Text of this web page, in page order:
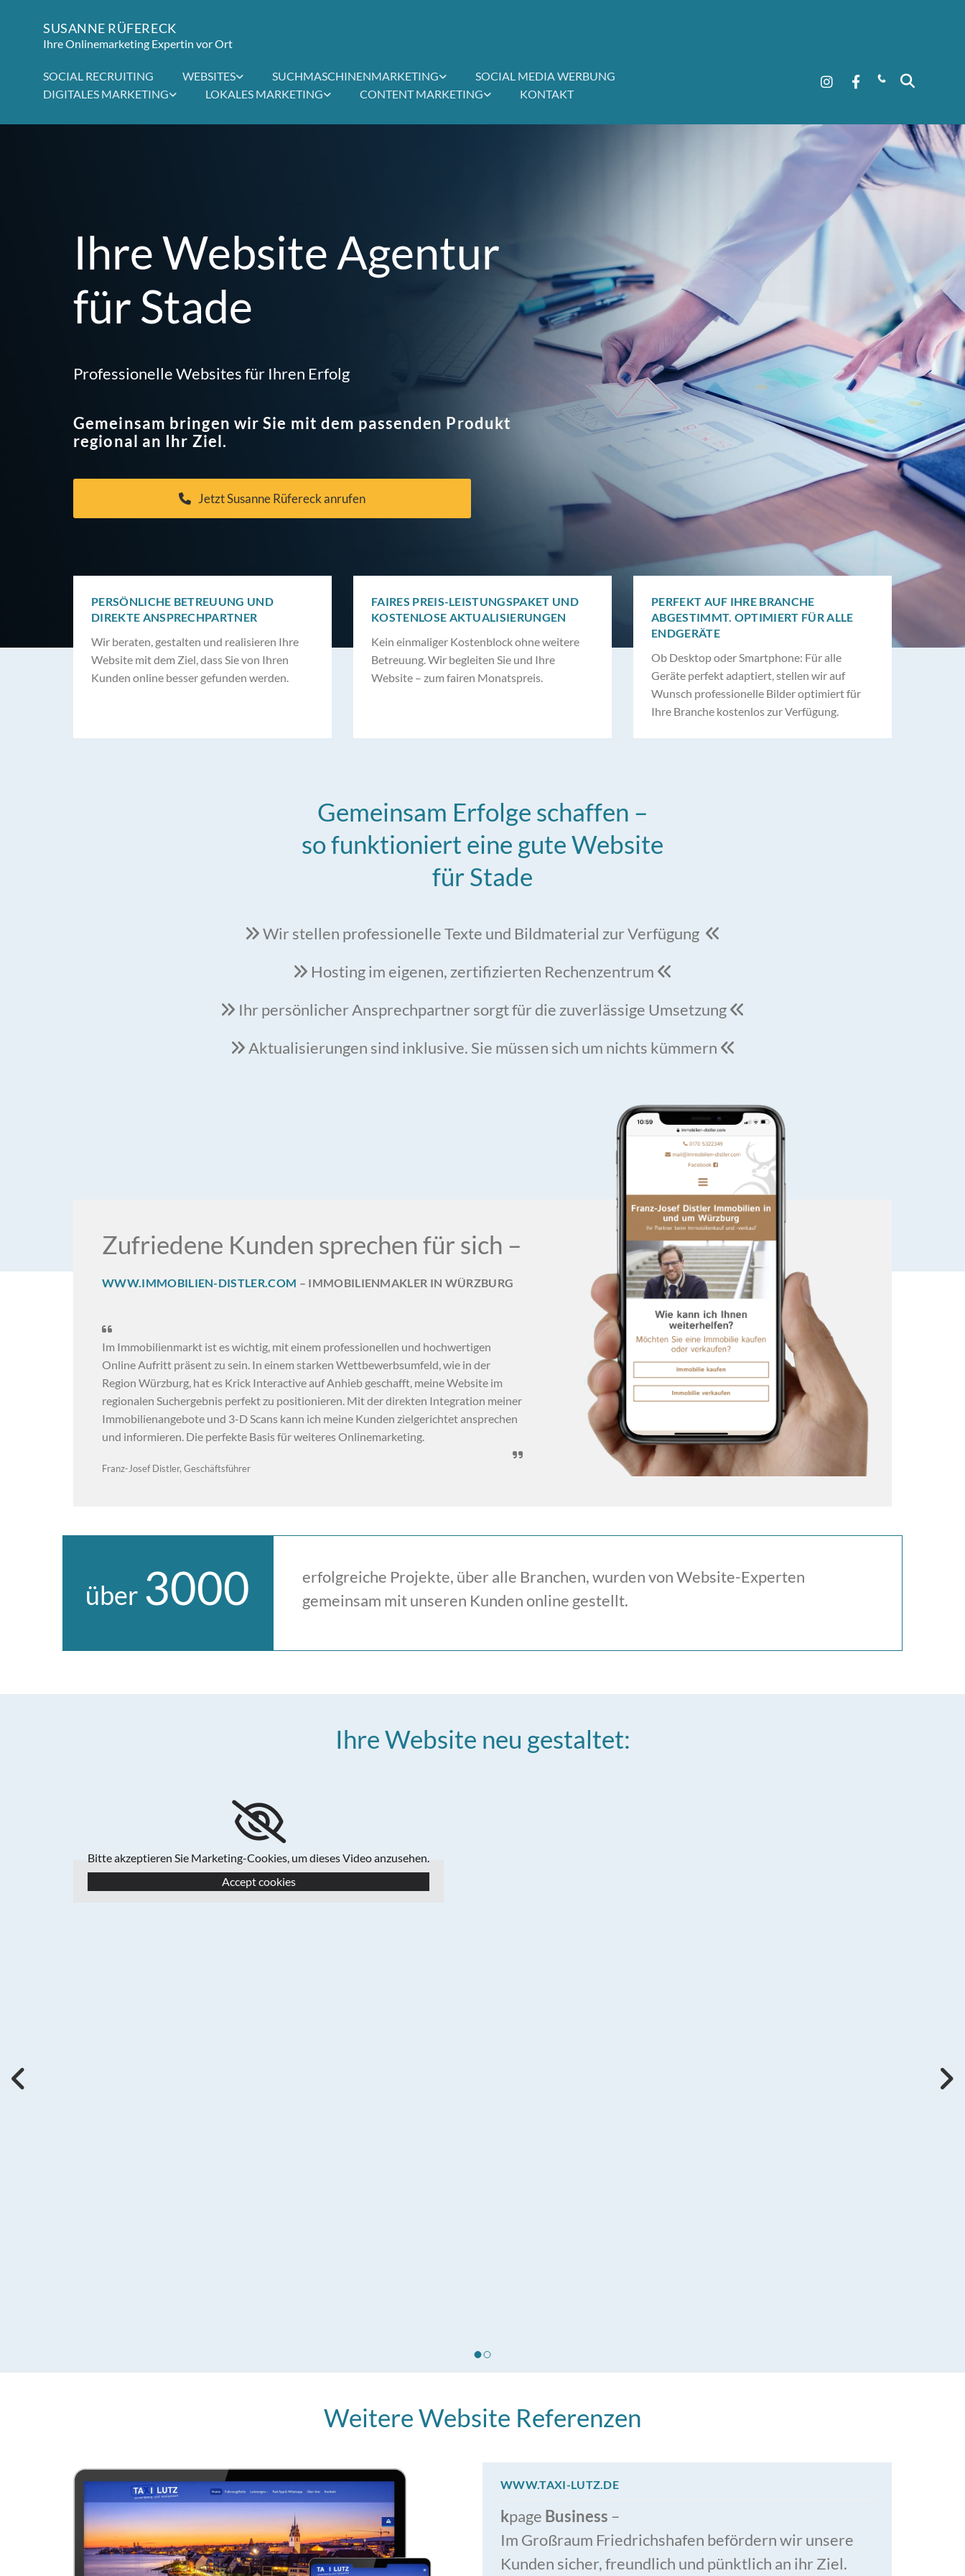
SUSANNE RÜFERECK
Ihre Onlinemarketing Expertin vor Ort
SOCIAL RECRUITING WEBSITES SUCHMASCHINENMARKETING
SOCIAL MEDIA WERBUNG
DIGITALES MARKETING
LOKALES MARKETING CONTENT MARKETING KONTAKT
Ihre Website Agentur
für Stade
Professionelle Websites für Ihren Erfolg
Gemeinsam bringen wir Sie mit dem passenden Produkt
regional an Ihr Ziel.
Jetzt Susanne Rüfereck anrufen
PERSÖNLICHE BETREUUNG UND
DIREKTE ANSPRECHPARTNER
Wir beraten, gestalten und realisieren Ihre
Website mit dem Ziel, dass Sie von Ihren
Kunden online besser gefunden werden.
FAIRES PREIS-LEISTUNGSPAKET UND
KOSTENLOSE AKTUALISIERUNGEN
Kein einmaliger Kostenblock ohne weitere
Betreuung. Wir begleiten Sie und Ihre
Website – zum fairen Monatspreis.
PERFEKT AUF IHRE BRANCHE
ABGESTIMMT. OPTIMIERT FÜR ALLE
ENDGERÄTE
Ob Desktop oder Smartphone: Für alle
Geräte perfekt adaptiert, stellen wir auf
Wunsch professionelle Bilder optimiert für
Ihre Branche kostenlos zur Verfügung.
Gemeinsam Erfolge schaffen –
so funktioniert eine gute Website
für Stade
 Wir stellen professionelle Texte und Bildmaterial zur Verfügung 
 Hosting im eigenen, zertifizierten Rechenzentrum 
 Ihr persönlicher Ansprechpartner sorgt für die zuverlässige Umsetzung 
 Aktualisierungen sind inklusive. Sie müssen sich um nichts kümmern 
Zufriedene Kunden sprechen für sich –
WWW.IMMOBILIEN-DISTLER.COM – IMMOBILIENMAKLER IN WÜRZBURG

Im Immobilienmarkt ist es wichtig, mit einem professionellen und hochwertigen
Online Aufritt präsent zu sein. In einem starken Wettbewerbsumfeld, wie in der
Region Würzburg, hat es Krick Interactive auf Anhieb geschafft, meine Website im
regionalen Suchergebnis perfekt zu positionieren. Mit der direkten Integration meiner
Immobilienangebote und 3-D Scans kann ich meine Kunden zielgerichtet ansprechen
und informieren. Die perfekte Basis für weiteres Onlinemarketing.

Franz-Josef Distler, Geschäftsführer
über 3000
erfolgreiche Projekte, über alle Branchen, wurden von Website-Experten
gemeinsam mit unseren Kunden online gestellt.
Ihre Website neu gestaltet:
Bitte akzeptieren Sie Marketing-Cookies, um dieses Video anzusehen.
Accept cookies
Weitere Website Referenzen
WWW.TAXI-LUTZ.DE
kpage Business –
Im Großraum Friedrichshafen befördern wir unsere
Kunden sicher, freundlich und pünktlich an ihr Ziel.